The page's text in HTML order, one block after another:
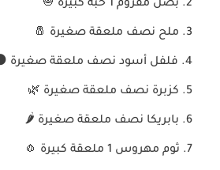
بصل مفروم 1 حبة كبيرة 🧅
ملح نصف ملعقة صغيرة 🧂
فلفل أسود نصف ملعقة صغيرة
كزبرة نصف ملعقة صغيرة 🌿
بابريكا نصف ملعقة صغيرة 🌶️
ثوم مهروس 1 ملعقة كبيرة 🧄